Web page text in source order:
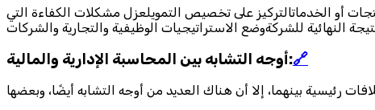
أو الخدماتالتركيز على تخصيص التمويلعزل مشكلات الكفاءة التي
أوجه التشابه بين المحاسبة الإدارية والمالية:🔗